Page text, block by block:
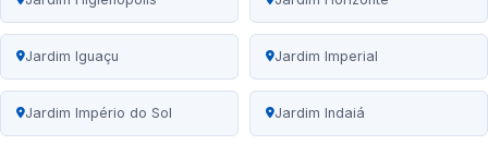
Jardim Iguaçu Jardim Imperial
Jardim Império do Sol Jardim Indaiá